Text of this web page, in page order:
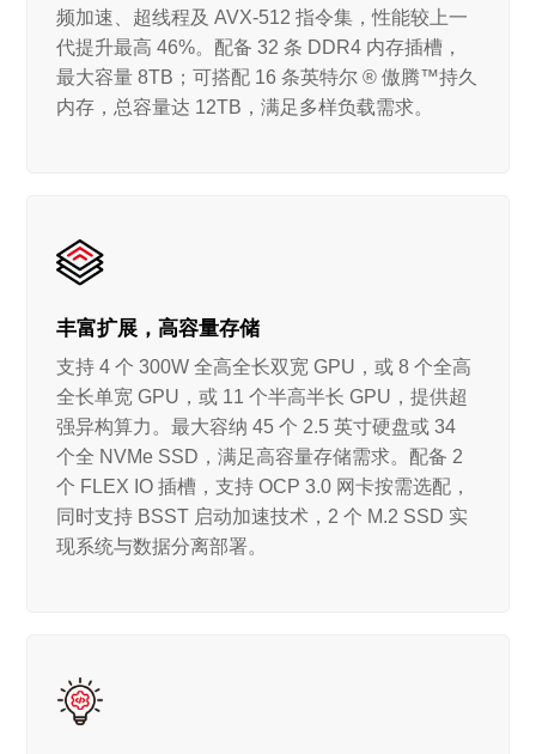
频加速、超线程及 AVX-512 指令集，性能较上一
代提升最高 46%。配备 32 条 DDR4 内存插槽，
最大容量 8TB；可搭配 16 条英特尔 ® 傲腾™持久
内存，总容量达 12TB，满足多样负载需求。
丰富扩展，高容量存储
支持 4 个 300W 全高全长双宽 GPU，或 8 个全高
全长单宽 GPU，或 11 个半高半长 GPU，提供超
强异构算力。最大容纳 45 个 2.5 英寸硬盘或 34
个全 NVMe SSD，满足高容量存储需求。配备 2
个 FLEX IO 插槽，支持 OCP 3.0 网卡按需选配，
同时支持 BSST 启动加速技术，2 个 M.2 SSD 实
现系统与数据分离部署。